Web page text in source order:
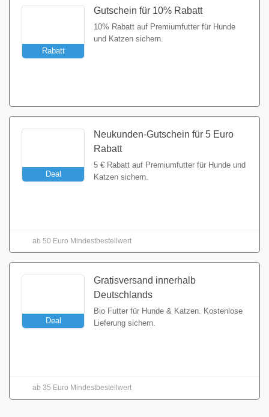
Rabatt
Gutschein für 10% Rabatt
10% Rabatt auf Premiumfutter für Hunde
und Katzen sichern.
Deal
Neukunden-Gutschein für 5 Euro
Rabatt
5 € Rabatt auf Premiumfutter für Hunde und
Katzen sichern.
ab 50 Euro Mindestbestellwert
Deal
Gratisversand innerhalb
Deutschlands
Bio Futter für Hunde & Katzen. Kostenlose
Lieferung sichern.
ab 35 Euro Mindestbestellwert